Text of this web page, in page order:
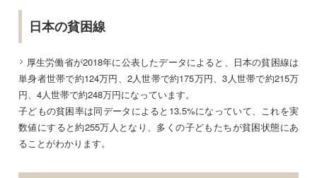
日本の貧困線
厚生労働省が2018年に公表したデータによると、日本の貧困線は
単身者世帯で約124万円、2人世帯で約175万円、3人世帯で約215万
円、4人世帯で約248万円になっています。
子どもの貧困率は同データによると13.5%になっていて、これを実
数値にすると約255万人となり、多くの子どもたちが貧困状態にあ
ることがわかります。